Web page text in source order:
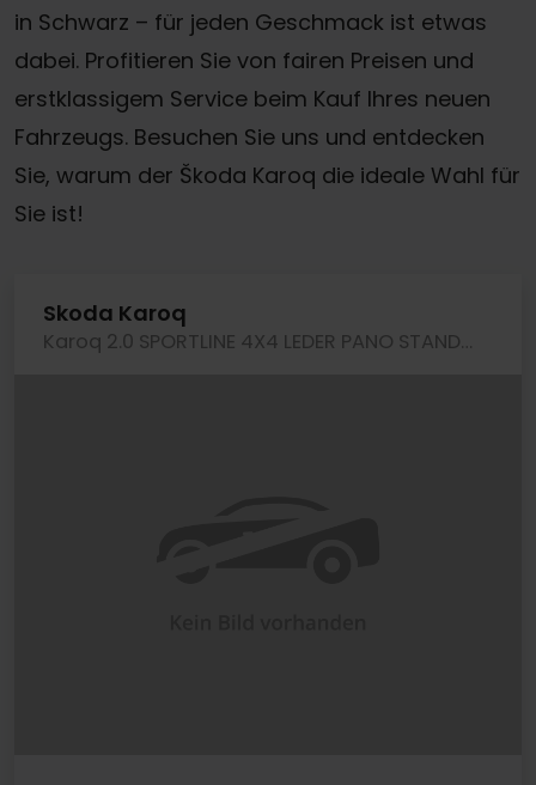
in Schwarz – für jeden Geschmack ist etwas
dabei. Profitieren Sie von fairen Preisen und
erstklassigem Service beim Kauf Ihres neuen
Fahrzeugs. Besuchen Sie uns und entdecken
Sie, warum der Škoda Karoq die ideale Wahl für
Sie ist!
Skoda Karoq
Karoq 2.0 SPORTLINE 4X4 LEDER PANO STANDHZ. LM19